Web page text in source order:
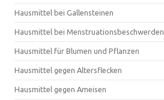
Hausmittel bei Gallensteinen
Hausmittel bei Menstruationsbeschwerden
Hausmittel für Blumen und Pflanzen
Hausmittel gegen Altersflecken
Hausmittel gegen Ameisen